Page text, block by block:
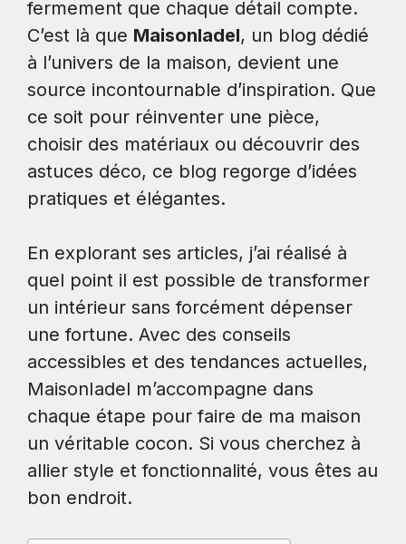
fermement que chaque détail compte.
C’est là que MaisonIadel, un blog dédié
à l’univers de la maison, devient une
source incontournable d’inspiration. Que
ce soit pour réinventer une pièce,
choisir des matériaux ou découvrir des
astuces déco, ce blog regorge d’idées
pratiques et élégantes.
En explorant ses articles, j’ai réalisé à
quel point il est possible de transformer
un intérieur sans forcément dépenser
une fortune. Avec des conseils
accessibles et des tendances actuelles,
MaisonIadel m’accompagne dans
chaque étape pour faire de ma maison
un véritable cocon. Si vous cherchez à
allier style et fonctionnalité, vous êtes au
bon endroit.